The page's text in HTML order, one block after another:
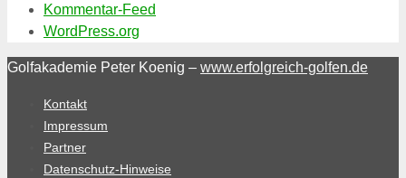
Kommentar-Feed
WordPress.org
Golfakademie Peter Koenig – www.erfolgreich-golfen.de
Kontakt
Impressum
Partner
Datenschutz-Hinweise